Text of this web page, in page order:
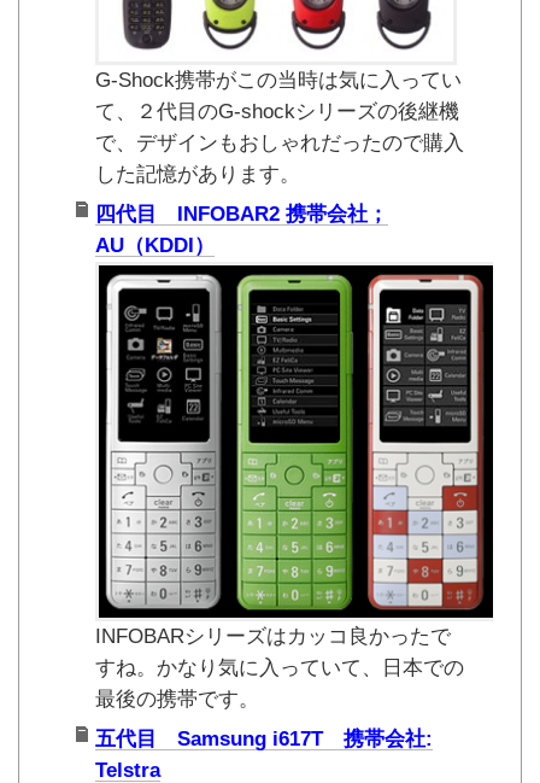
G-Shock携帯がこの当時は気に入ってい
て、２代目のG-shockシリーズの後継機
で、デザインもおしゃれだったので購入
した記憶があります。
四代目 INFOBAR2 携帯会社；
AU（KDDI）
INFOBARシリーズはカッコ良かったで
すね。かなり気に入っていて、日本での
最後の携帯です。
五代目 Samsung i617T 携帯会社:
Telstra